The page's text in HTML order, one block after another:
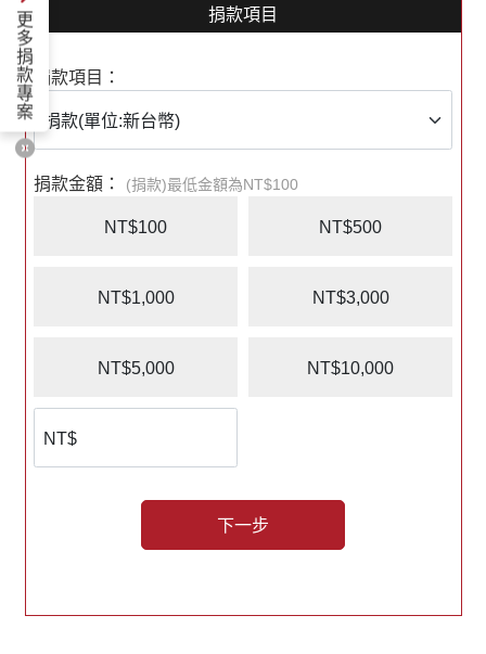
不僅小有名氣，每逢端午，就被人們搬上舞台，而
且重情重義，感動天地，充滿修行的精神。藉此向
世界宣揚台灣提昇戲劇界品質與格局的用心，並推
廣現代化養生觀念及武學文化發展的全貌，讓更多
人瞭解文化傳承的重要性，我們期許各界共襄盛
舉，支持高品質的文化表演，以提升國人對生活藝
術的品味及對文化傳承的使命感，共同來實現以文
化促進國際交流，創造世界和平的理想！
2026年，計畫北中南巡演至少七場，讓各地的朋友
演出場次：
梅門修生館（新竹市東光路192號B1）
高雄場｜8/22（六）14:30、19:30
大東文化藝術中心（高雄鳳山區光遠路161號）
洽詢：宋師妹 0928-732-682 （席次已滿)
19:30
捐款項目
捐款項目：
捐款金額： (捐款)最低金額為NT$100
NT$100 NT$500
NT$1,000 NT$3,000
NT$5,000 NT$10,000
下一步
更
多
捐
款
專
案